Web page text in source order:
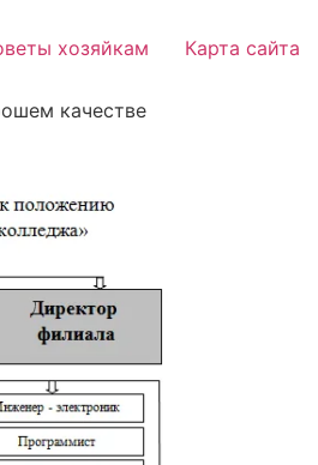
хозяйкам Карта сайта
качестве